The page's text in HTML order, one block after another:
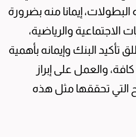
إيمانا منه بضرورة
الاجتماعية والرياضية،
البنك وإيمانه بأهمية
والعمل على إبراز
التي تحققها مثل هذه